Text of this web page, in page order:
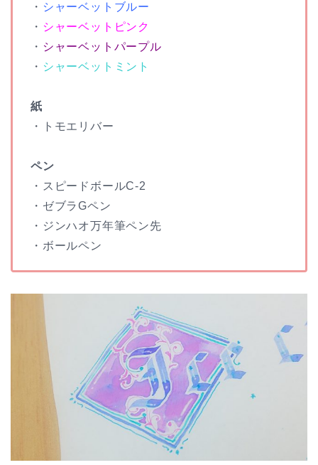
・ シャーベットブルー
・ シャーベットピンク
・ シャーベットパープル
・ シャーベットミント
紙
・トモエリバー
ペン
・スピードボールC-2
・ゼブラGペン
・ジンハオ万年筆ペン先
・ボールペン